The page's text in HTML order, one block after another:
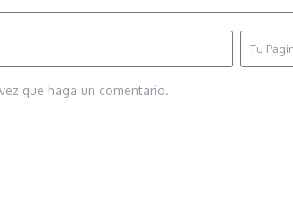
que haga un comentario.